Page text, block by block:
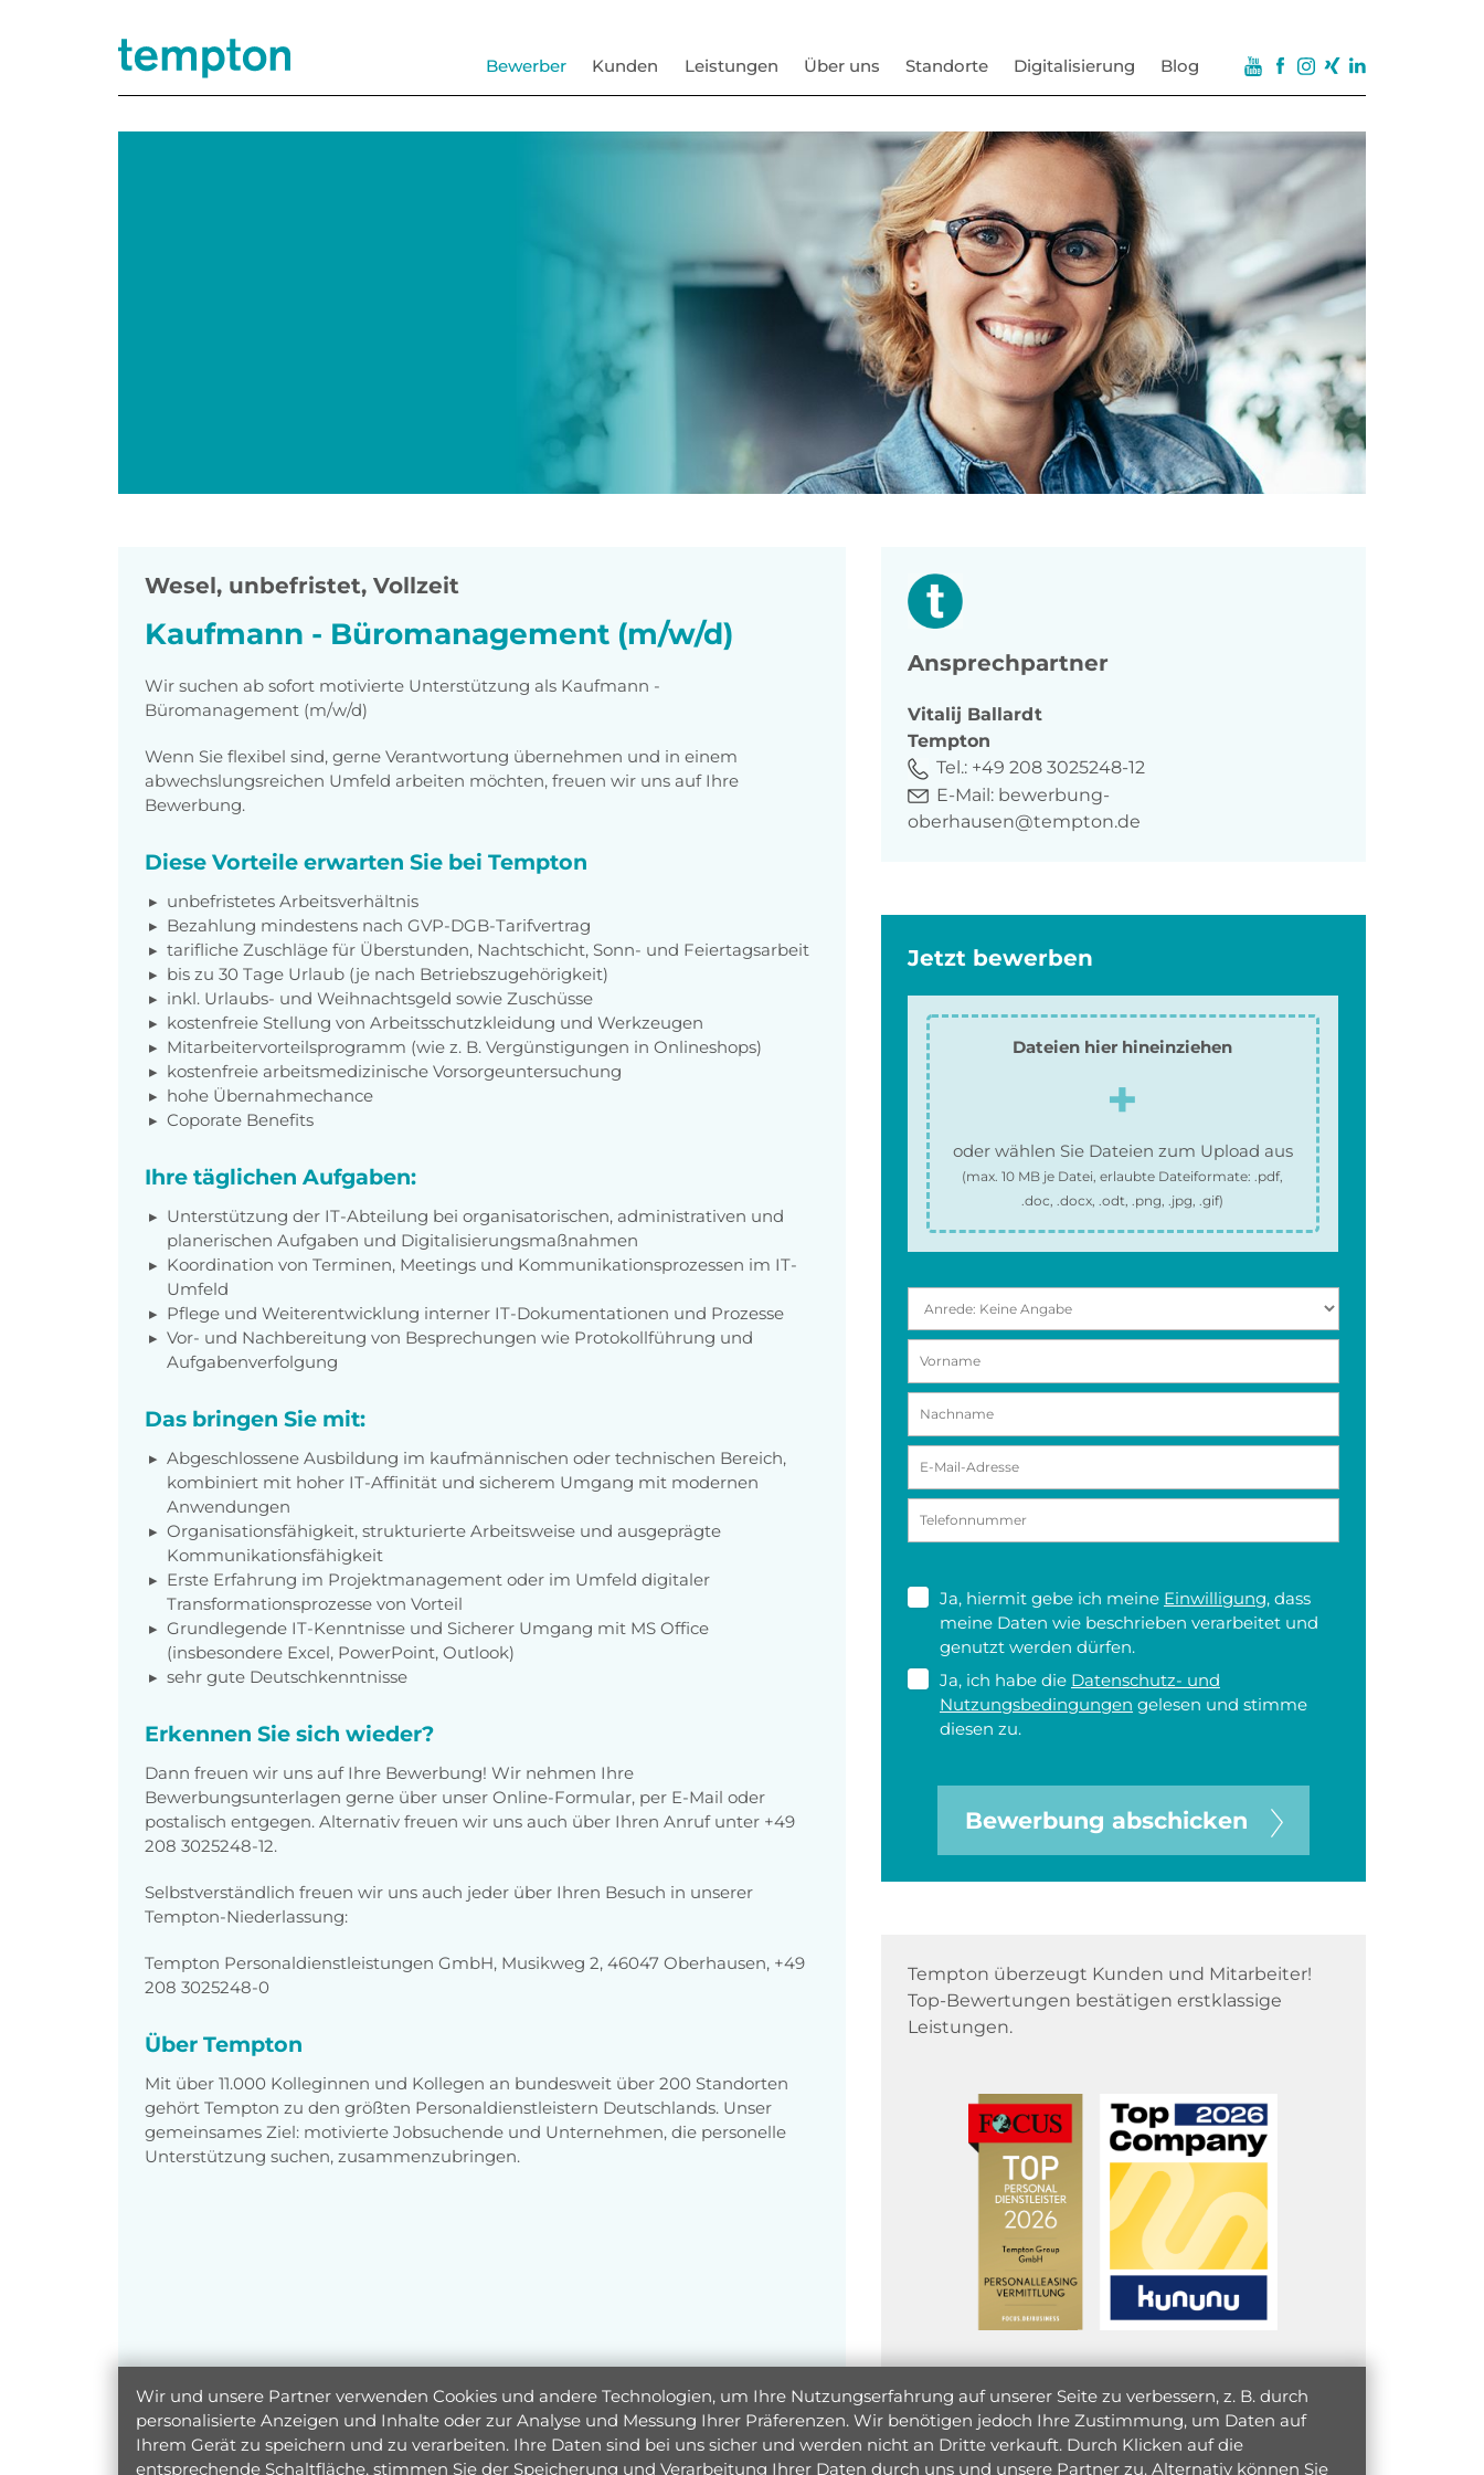
Bewerber Kunden Leistungen Über uns Standorte Digitalisierung Blog
Wesel, unbefristet, Vollzeit
Kaufmann - Büromanagement (m/w/d)
Wir suchen ab sofort motivierte Unterstützung als Kaufmann -
Büromanagement (m/w/d)
Wenn Sie flexibel sind, gerne Verantwortung übernehmen und in einem
abwechslungsreichen Umfeld arbeiten möchten, freuen wir uns auf Ihre
Bewerbung.
Diese Vorteile erwarten Sie bei Tempton
unbefristetes Arbeitsverhältnis
Bezahlung mindestens nach GVP-DGB-Tarifvertrag
tarifliche Zuschläge für Überstunden, Nachtschicht, Sonn- und Feiertagsarbeit
bis zu 30 Tage Urlaub (je nach Betriebszugehörigkeit)
inkl. Urlaubs- und Weihnachtsgeld sowie Zuschüsse
kostenfreie Stellung von Arbeitsschutzkleidung und Werkzeugen
Mitarbeitervorteilsprogramm (wie z. B. Vergünstigungen in Onlineshops)
kostenfreie arbeitsmedizinische Vorsorgeuntersuchung
hohe Übernahmechance
Coporate Benefits
Ihre täglichen Aufgaben:
Unterstützung der IT-Abteilung bei organisatorischen, administrativen und
planerischen Aufgaben und Digitalisierungsmaßnahmen
Koordination von Terminen, Meetings und Kommunikationsprozessen im IT-
Umfeld
Pflege und Weiterentwicklung interner IT-Dokumentationen und Prozesse
Vor- und Nachbereitung von Besprechungen wie Protokollführung und
Aufgabenverfolgung
Das bringen Sie mit:
Abgeschlossene Ausbildung im kaufmännischen oder technischen Bereich,
kombiniert mit hoher IT-Affinität und sicherem Umgang mit modernen
Anwendungen
Organisationsfähigkeit, strukturierte Arbeitsweise und ausgeprägte
Kommunikationsfähigkeit
Erste Erfahrung im Projektmanagement oder im Umfeld digitaler
Transformationsprozesse von Vorteil
Grundlegende IT-Kenntnisse und Sicherer Umgang mit MS Office
(insbesondere Excel, PowerPoint, Outlook)
sehr gute Deutschkenntnisse
Erkennen Sie sich wieder?
Dann freuen wir uns auf Ihre Bewerbung! Wir nehmen Ihre
Bewerbungsunterlagen gerne über unser Online-Formular, per E-Mail oder
postalisch entgegen. Alternativ freuen wir uns auch über Ihren Anruf unter +49
208 3025248-12.
Selbstverständlich freuen wir uns auch jeder über Ihren Besuch in unserer
Tempton-Niederlassung:
Tempton Personaldienstleistungen GmbH, Musikweg 2, 46047 Oberhausen, +49
208 3025248-0
Über Tempton
Mit über 11.000 Kolleginnen und Kollegen an bundesweit über 200 Standorten
gehört Tempton zu den größten Personaldienstleistern Deutschlands. Unser
gemeinsames Ziel: motivierte Jobsuchende und Unternehmen, die personelle
Unterstützung suchen, zusammenzubringen.
Ansprechpartner
Vitalij Ballardt
Tempton
Tel.: +49 208 3025248-12
E-Mail: bewerbung-
oberhausen@tempton.de
Jetzt bewerben
Dateien hier hineinziehen
oder wählen Sie Dateien zum Upload aus
(max.10 MB je Datei, erlaubte Dateiformate:.pdf,
.doc, .docx, .odt, .png, .jpg, .gif)
Ja, hiermit gebe ich meine Einwilligung, dass
meine Daten wie beschrieben verarbeitet und
genutzt werden dürfen.
Ja, ich habe die Datenschutz- und
Nutzungsbedingungen gelesen und stimme
diesen zu.
Bewerbung abschicken
Tempton überzeugt Kunden und Mitarbeiter!
Top-Bewertungen bestätigen erstklassige
Leistungen.
Wir und unsere Partner verwenden Cookies und andere Technologien, um Ihre Nutzungserfahrung auf unserer Seite zu verbessern, z. B. durch
personalisierte Anzeigen und Inhalte oder zur Analyse und Messung Ihrer Präferenzen. Wir benötigen jedoch Ihre Zustimmung, um Daten auf
Ihrem Gerät zu speichern und zu verarbeiten. Ihre Daten sind bei uns sicher und werden nicht an Dritte verkauft. Durch Klicken auf die
entsprechende Schaltfläche, stimmen Sie der Speicherung und Verarbeitung Ihrer Daten durch uns und unsere Partner zu. Alternativ können Sie